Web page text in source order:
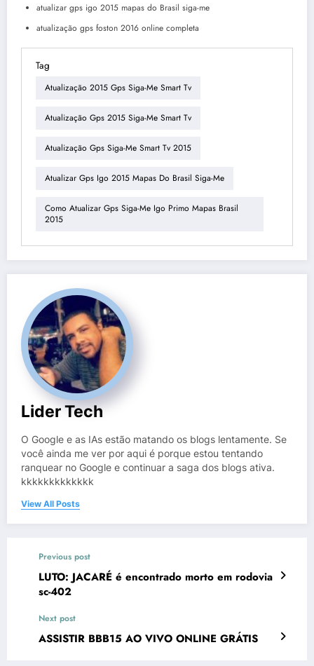
atualizar gps igo 2015 mapas do Brasil siga-me
atualização gps foston 2016 online completa
Tag
Atualização 2015 Gps Siga-Me Smart Tv
Atualização Gps 2015 Siga-Me Smart Tv
Atualização Gps Siga-Me Smart Tv 2015
Atualizar Gps Igo 2015 Mapas Do Brasil Siga-Me
Como Atualizar Gps Siga-Me Igo Primo Mapas Brasil
2015
Lider Tech
O Google e as IAs estão matando os blogs lentamente. Se
você ainda me ver por aqui é porque estou tentando
ranquear no Google e continuar a saga dos blogs ativa.
kkkkkkkkkkkkk
View All Posts
Previous post
LUTO: JACARÉ é encontrado morto em rodovia
sc-402
Next post
ASSISTIR BBB15 AO VIVO ONLINE GRÁTIS